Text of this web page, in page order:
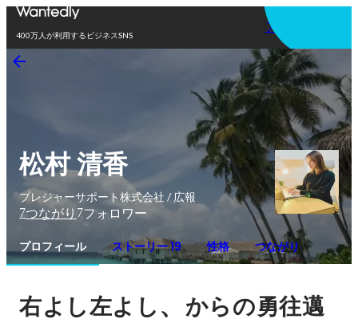
400万人が利用するビジネスSNS
アプリを使う
松村 清香
プレジャーサポート株式会社 / 広報
7つながり 7フォロワー
プロフィール ストーリー 19 性格 つながり
右よし左よし、 からの勇往邁